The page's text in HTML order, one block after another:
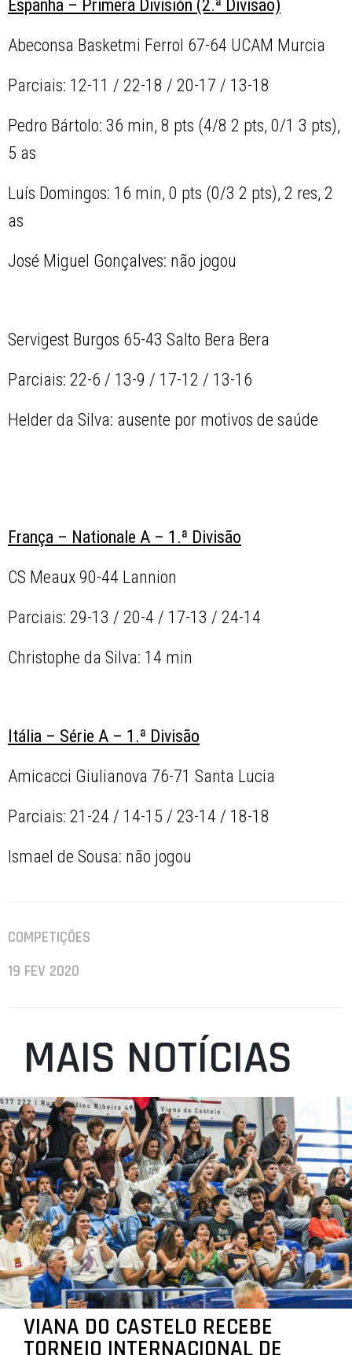
Espanha – Primera División (2.ª Divisão)
Abeconsa Basketmi Ferrol 67-64 UCAM Murcia
Parciais: 12-11 / 22-18 / 20-17 / 13-18
Pedro Bártolo: 36 min, 8 pts (4/8 2 pts, 0/1 3 pts),
5 as
Luís Domingos: 16 min, 0 pts (0/3 2 pts), 2 res, 2
as
José Miguel Gonçalves: não jogou
Servigest Burgos 65-43 Salto Bera Bera
Parciais: 22-6 / 13-9 / 17-12 / 13-16
Helder da Silva: ausente por motivos de saúde
França – Nationale A – 1.ª Divisão
CS Meaux 90-44 Lannion
Parciais: 29-13 / 20-4 / 17-13 / 24-14
Christophe da Silva: 14 min
Itália – Série A – 1.ª Divisão
Amicacci Giulianova 76-71 Santa Lucia
Parciais: 21-24 / 14-15 / 23-14 / 18-18
Ismael de Sousa: não jogou
COMPETIÇÕES
19 FEV 2020
MAIS NOTÍCIAS
VIANA DO CASTELO RECEBE
TORNEIO INTERNACIONAL DE